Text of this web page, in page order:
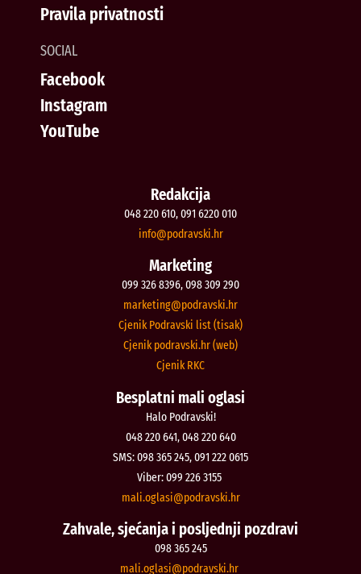
Pravila privatnosti
SOCIAL
Facebook
Instagram
YouTube
Redakcija
048 220 610, 091 6220 010
rh.iksvardop
@ofni
Marketing
099 326 8396, 098 309 290
rh.iksvardop
@gnitekram
Cjenik Podravski list (tisak)
Cjenik podravski.hr (web)
Cjenik RKC
Besplatni mali oglasi
Halo Podravski!
048 220 641, 048 220 640
SMS: 098 365 245, 091 222 0615
Viber: 099 226 3155
rh.iksvardop
@isalgo.ilam
Zahvale, sjećanja i posljednji pozdravi
098 365 245
rh.iksvardop
@isalgo.ilam